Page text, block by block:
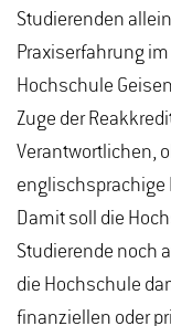
Studierenden
Praxiserfahrung
Hochschule
Zuge der
Verantwortlichen,
englischsprachige
Damit soll die
Studierende noch
die Hochschule
finanziellen oder